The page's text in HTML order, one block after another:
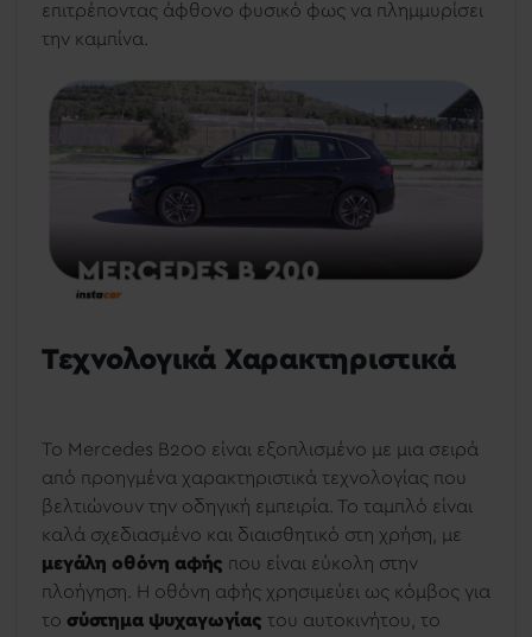
επιτρέποντας άφθονο φυσικό φως να πλημμυρίσει
την καμπίνα.
Τεχνολογικά Χαρακτηριστικά
Το Mercedes B200 είναι εξοπλισμένο με μια σειρά
από προηγμένα χαρακτηριστικά τεχνολογίας που
βελτιώνουν την οδηγική εμπειρία. Το ταμπλό είναι
καλά σχεδιασμένο και διαισθητικό στη χρήση, με
μεγάλη οθόνη αφής που είναι εύκολη στην
πλοήγηση. Η οθόνη αφής χρησιμεύει ως κόμβος για
το σύστημα ψυχαγωγίας του αυτοκινήτου, το